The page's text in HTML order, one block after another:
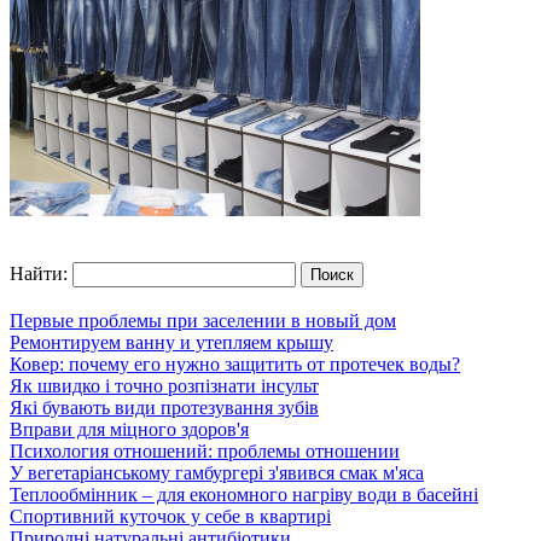
Найти:
Первые проблемы при заселении в новый дом
Ремонтируем ванну и утепляем крышу
Ковер: почему его нужно защитить от протечек воды?
Як швидко і точно розпізнати інсульт
Які бувають види протезування зубів
Вправи для міцного здоров'я
Психология отношений: проблемы отношении
У вегетаріанському гамбургері з'явився смак м'яса
Теплообмінник – для економного нагріву води в басейні
Спортивний куточок у себе в квартирі